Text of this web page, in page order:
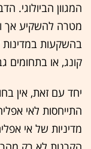
המגוון הביולוגי.
מטרה להשקיע אך
בהשקעות במדינות
קונג, או בתחומים
יחד עם זאת, אין
התייחסות לאי
מדיניות של אי